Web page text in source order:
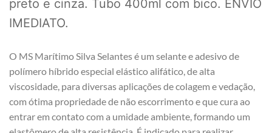
preto e cinza. Tubo 400ml com bico. ENVIO
IMEDIATO.
O MS Marítimo Silva Selantes é um selante e adesivo de
polímero híbrido especial elástico alifático, de alta
viscosidade, para diversas aplicações de colagem e vedação,
com ótima propriedade de não escorrimento e que cura ao
entrar em contato com a umidade ambiente, formando um